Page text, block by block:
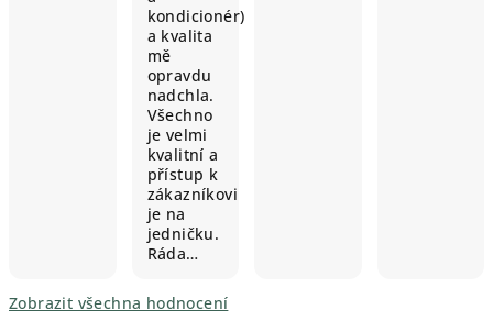
kondicionér)
a kvalita
mě
opravdu
nadchla.
Všechno
je velmi
kvalitní a
přístup k
zákazníkovi
je na
jedničku.
Ráda…
Zobrazit všechna hodnocení